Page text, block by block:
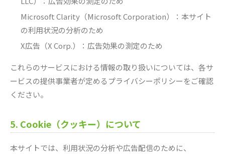
Microsoft Clarity（Microsoft Corporation）：本サイト
の利用状況の分析のため
X広告（X Corp.）：広告効果の測定のため
これらのサービスにおける情報の取り扱いについては、各サ
ービスの提供事業者が定めるプライバシーポリシーをご確認
ください。
5. Cookie（クッキー）について
本サイトでは、利用状況の分析や広告配信のために、